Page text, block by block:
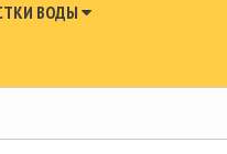
ВОДЫ